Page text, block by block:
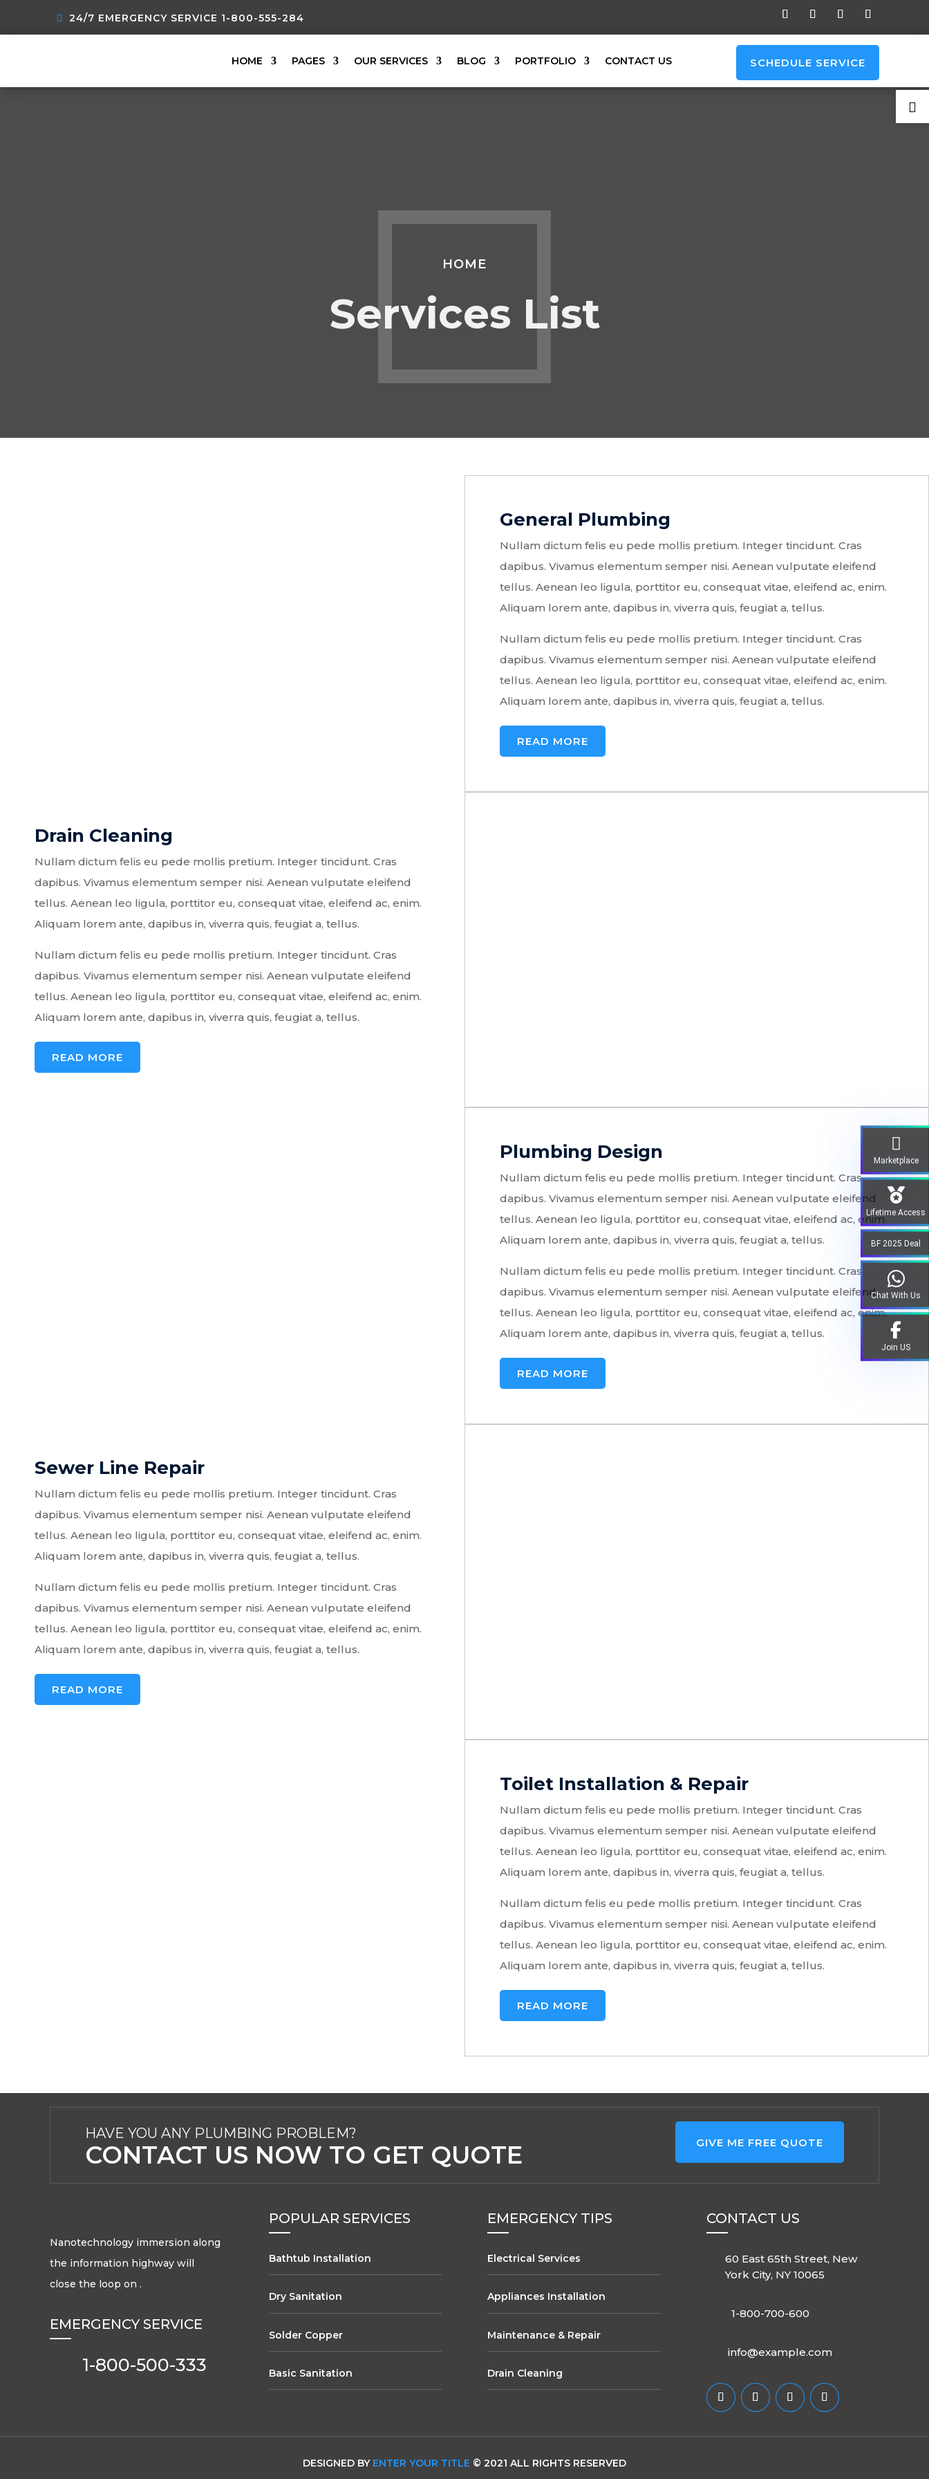
24/7 EMERGENCY SERVICE 1-800-555-284
HOME PAGES OUR SERVICES BLOG PORTFOLIO CONTACT US SCHEDULE SERVICE
HOME
Services List
General Plumbing
Nullam dictum felis eu pede mollis pretium. Integer tincidunt. Cras
dapibus. Vivamus elementum semper nisi. Aenean vulputate eleifend
tellus. Aenean leo ligula, porttitor eu, consequat vitae, eleifend ac, enim.
Aliquam lorem ante, dapibus in, viverra quis, feugiat a, tellus.
Nullam dictum felis eu pede mollis pretium. Integer tincidunt. Cras
dapibus. Vivamus elementum semper nisi. Aenean vulputate eleifend
tellus. Aenean leo ligula, porttitor eu, consequat vitae, eleifend ac, enim.
Aliquam lorem ante, dapibus in, viverra quis, feugiat a, tellus.
READ MORE
Drain Cleaning
Nullam dictum felis eu pede mollis pretium. Integer tincidunt. Cras
dapibus. Vivamus elementum semper nisi. Aenean vulputate eleifend
tellus. Aenean leo ligula, porttitor eu, consequat vitae, eleifend ac, enim.
Aliquam lorem ante, dapibus in, viverra quis, feugiat a, tellus.
Nullam dictum felis eu pede mollis pretium. Integer tincidunt. Cras
dapibus. Vivamus elementum semper nisi. Aenean vulputate eleifend
tellus. Aenean leo ligula, porttitor eu, consequat vitae, eleifend ac, enim.
Aliquam lorem ante, dapibus in, viverra quis, feugiat a, tellus.
READ MORE
Plumbing Design
Nullam dictum felis eu pede mollis pretium. Integer tincidunt. Cras
dapibus. Vivamus elementum semper nisi. Aenean vulputate eleifend
tellus. Aenean leo ligula, porttitor eu, consequat vitae, eleifend ac, enim.
Aliquam lorem ante, dapibus in, viverra quis, feugiat a, tellus.
Nullam dictum felis eu pede mollis pretium. Integer tincidunt. Cras
dapibus. Vivamus elementum semper nisi. Aenean vulputate eleifend
tellus. Aenean leo ligula, porttitor eu, consequat vitae, eleifend ac, enim.
Aliquam lorem ante, dapibus in, viverra quis, feugiat a, tellus.
READ MORE
Sewer Line Repair
Nullam dictum felis eu pede mollis pretium. Integer tincidunt. Cras
dapibus. Vivamus elementum semper nisi. Aenean vulputate eleifend
tellus. Aenean leo ligula, porttitor eu, consequat vitae, eleifend ac, enim.
Aliquam lorem ante, dapibus in, viverra quis, feugiat a, tellus.
Nullam dictum felis eu pede mollis pretium. Integer tincidunt. Cras
dapibus. Vivamus elementum semper nisi. Aenean vulputate eleifend
tellus. Aenean leo ligula, porttitor eu, consequat vitae, eleifend ac, enim.
Aliquam lorem ante, dapibus in, viverra quis, feugiat a, tellus.
READ MORE
Toilet Installation & Repair
Nullam dictum felis eu pede mollis pretium. Integer tincidunt. Cras
dapibus. Vivamus elementum semper nisi. Aenean vulputate eleifend
tellus. Aenean leo ligula, porttitor eu, consequat vitae, eleifend ac, enim.
Aliquam lorem ante, dapibus in, viverra quis, feugiat a, tellus.
Nullam dictum felis eu pede mollis pretium. Integer tincidunt. Cras
dapibus. Vivamus elementum semper nisi. Aenean vulputate eleifend
tellus. Aenean leo ligula, porttitor eu, consequat vitae, eleifend ac, enim.
Aliquam lorem ante, dapibus in, viverra quis, feugiat a, tellus.
READ MORE
HAVE YOU ANY PLUMBING PROBLEM?
CONTACT US NOW TO GET QUOTE GIVE ME FREE QUOTE
Nanotechnology immersion along
the information highway will
close the loop on .
EMERGENCY SERVICE
1-800-500-333
POPULAR SERVICES
Bathtub Installation
Dry Sanitation
Solder Copper
Basic Sanitation
EMERGENCY TIPS
Electrical Services
Appliances Installation
Maintenance & Repair
Drain Cleaning
CONTACT US
60 East 65th Street, New
York City, NY 10065
1-800-700-600
info@example.com
DESIGNED BY ENTER YOUR TITLE © 2021 ALL RIGHTS RESERVED
Marketplace
Lifetime Access
BF 2025 Deal
Chat With Us
Join US
